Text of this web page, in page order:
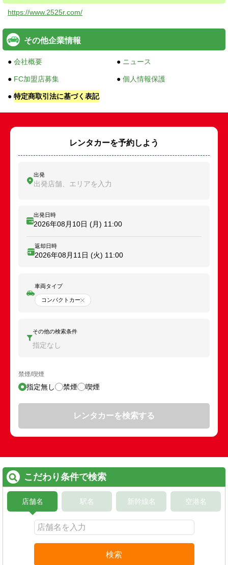
https://www.2525r.com/
その他企業情報
● 会社概要 ● ニュース
● FC加盟店募集 ● 個人情報保護
● 特定商取引法に基づく表記
レンタカーを予約しよう
出発
出発店舗、エリアを入力
出発日時
2026年08月10日 (月) 11:00
返却日時
2026年08月11日 (火) 11:00
車両タイプ
コンパクトカー
その他の検索条件
指定なし
禁煙/喫煙
指定無し 禁煙 喫煙
レンタカーを検索する
こだわり条件で検索
店舗名 駅名 新幹線名 空港名
検索